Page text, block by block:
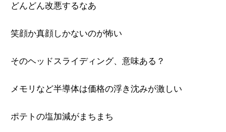
どんどん改悪するなあ
笑顔か真顔しかないのが怖い
そのヘッドスライディング、意味ある？
メモリなど半導体は価格の浮き沈みが激しい
ポテトの塩加減がまちまち